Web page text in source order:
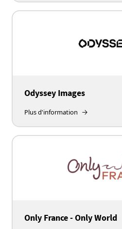
Odyssey Images
Plus d'information
Only France - Only World